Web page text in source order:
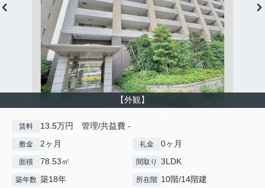
【外観】
賃料 13.5万円 管理/共益費 -
敷金 2ヶ月 礼金 0ヶ月
面積 78.53㎡ 間取り 3LDK
築年数 築18年 所在階 10階/14階建